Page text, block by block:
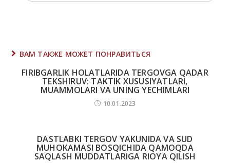
ВАМ ТАКЖЕ МОЖЕТ ПОНРАВИТЬСЯ
FIRIBGАRLIK HOLАTLАRIDА TERGOVGА QАDАR
TEKSHIRUV: TАKTIK XUSUSIYATLАRI,
MUАMMOLАRI VА UNING YECHIMLАRI
10.01.2023
DASTLABKI TERGOV YAKUNIDA VA SUD
MUHOKAMASI BOSQICHIDA QAMOQDA
SAQLASH MUDDATLARIGA RIOYA QILISH